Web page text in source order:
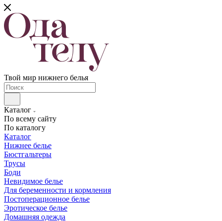
Твой мир нижнего белья
Каталог
По всему сайту
По каталогу
Каталог
Нижнее белье
Бюстгальтеры
Трусы
Боди
Невидимое белье
Для беременности и кормления
Постоперационное белье
Эротическое белье
Домашняя одежда